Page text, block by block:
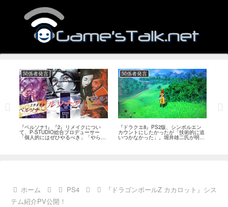
関係者発言
『ペルソナ1』『2』リメイクについ
て、P-STUDIO総合プロデューサー
「個人的にはぜひやるべき」「やらな
ければならないと思う」
関係者発言
『ドラクエ8』PS2版、シンボルエン
カウントにしたかったが「技術的に追
いつかなかった」。堀井雄二氏が明か
ホーム PS4
『ドラゴンボールZ カカロット』シス
テム紹介PV公開！